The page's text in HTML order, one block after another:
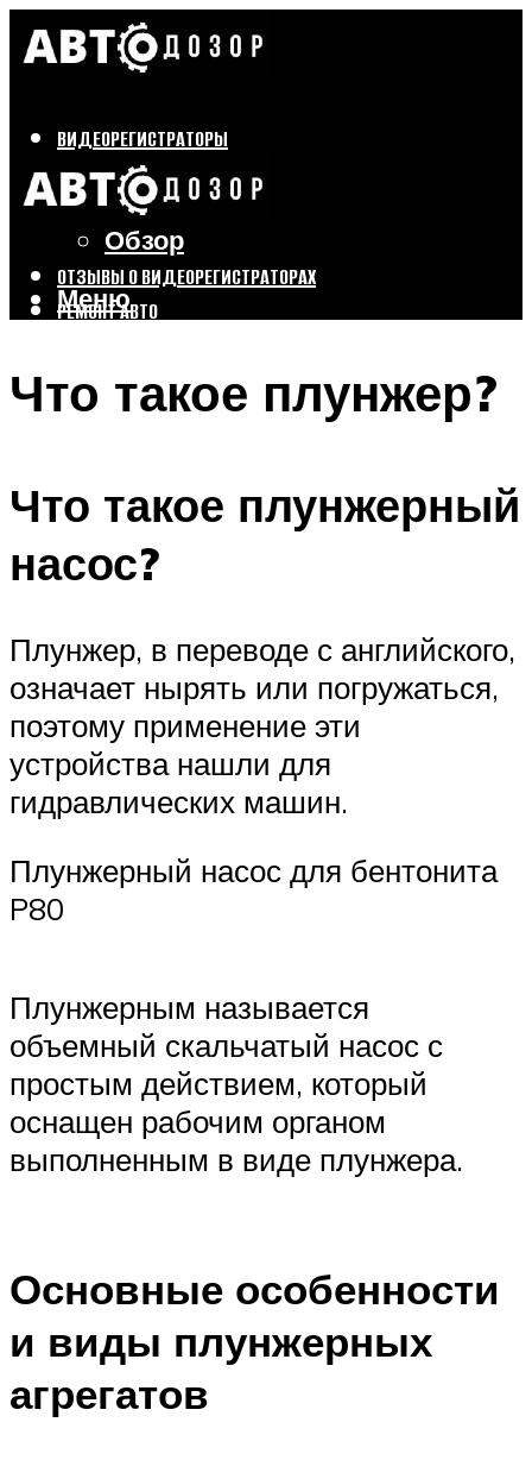
ВИДЕОРЕГИСТРАТОРЫ
Бренды
Выбор
Обзор
ОТЗЫВЫ О ВИДЕОРЕГИСТРАТОРАХ
РЕМОНТ АВТО
Меню
Что такое плунжер?
Что такое плунжерный
насос?
Плунжер, в переводе с английского,
означает нырять или погружаться,
поэтому применение эти
устройства нашли для
гидравлических машин.
Плунжерный насос для бентонита
P80
Плунжерным называется
объемный скальчатый насос с
простым действием, который
оснащен рабочим органом
выполненным в виде плунжера.
Основные особенности
и виды плунжерных
агрегатов